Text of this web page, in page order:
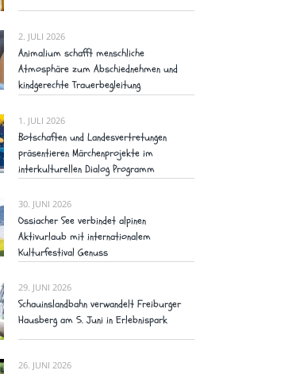
2. JULI 2026
Animalium schafft menschliche
Atmosphäre zum Abschiednehmen und
kindgerechte Trauerbegleitung
1. JULI 2026
Botschaften und Landesvertretungen
präsentieren Märchenprojekte im
interkulturellen Dialog Programm
30. JUNI 2026
Ossiacher See verbindet alpinen
Aktivurlaub mit internationalem
Kulturfestival Genuss
29. JUNI 2026
Schauinslandbahn verwandelt Freiburger
Hausberg am 5. Juni in Erlebnispark
26. JUNI 2026